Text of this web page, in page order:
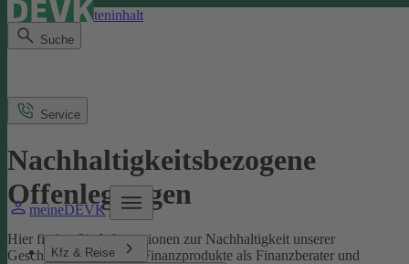
Direkt zum Seiteninhalt
Suche
meineDEVK
Kfz & Reise
Service
Nachhaltigkeitsbezogene
Offenlegungen
Hier finden Sie Informationen zur Nachhaltigkeit unserer
Geschäftsprozesse und Finanzprodukte als Finanzberater und